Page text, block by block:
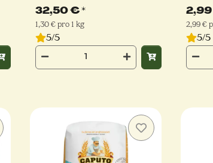
32,50 €*
1,30 € pro 1 kg
5/5
2,99 €
5/5